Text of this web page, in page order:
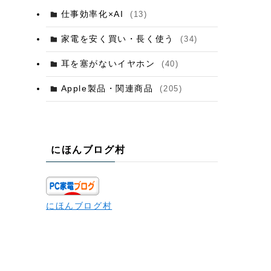
仕事効率化×AI (13)
家電を安く買い・長く使う (34)
耳を塞がないイヤホン (40)
Apple製品・関連商品 (205)
にほんブログ村
にほんブログ村